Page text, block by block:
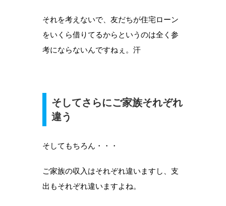
それを考えないで、友だちが住宅ローン
をいくら借りてるからというのは全く参
考にならないんですねぇ。汗
そしてさらにご家族それぞれ
違う
そしてもちろん・・・
ご家族の収入はそれぞれ違いますし、支
出もそれぞれ違いますよね。